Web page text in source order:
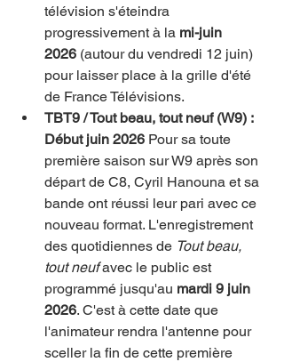
télévision s'éteindra
progressivement à la mi-juin
2026 (autour du vendredi 12 juin)
pour laisser place à la grille d'été
de France Télévisions.
TBT9 / Tout beau, tout neuf (W9) :
Début juin 2026 Pour sa toute
première saison sur W9 après son
départ de C8, Cyril Hanouna et sa
bande ont réussi leur pari avec ce
nouveau format. L'enregistrement
des quotidiennes de Tout beau,
tout neuf avec le public est
programmé jusqu'au mardi 9 juin
2026. C'est à cette date que
l'animateur rendra l'antenne pour
sceller la fin de cette première